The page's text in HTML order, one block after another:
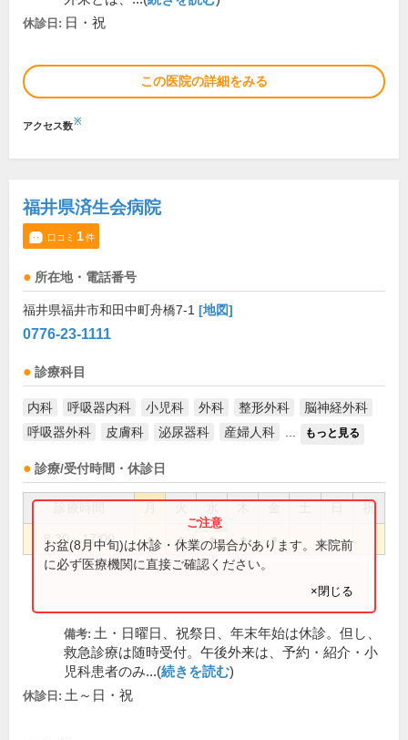
休診日: 日・祝
この医院の詳細をみる
アクセス数※
福井県済生会病院
口コミ 1件
所在地・電話番号
福井県福井市和田中町舟橋7-1 [地図]
0776-23-1111
診療科目
内科 呼吸器内科 小児科 外科 整形外科
脳神経外科
呼吸器外科
皮膚科 泌尿器科 産婦人科 もっと見る
診療/受付時間・休診日
祝
8:30～17:00 ● ● ● ● ●
お盆(8月中旬)は休診・休業の場合があります。来院前
に必ず医療機関に直接ご確認ください。
×閉じる
備考: 土・日曜日、祝祭日、年末年始は休診。但し、
救急診療は随時受付。午後外来は、予約・紹介・小
児科患者のみ...(続きを読む)
休診日: 土～日・祝